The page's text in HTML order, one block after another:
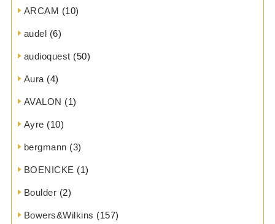
ARCAM (10)
audel (6)
audioquest (50)
Aura (4)
AVALON (1)
Ayre (10)
bergmann (3)
BOENICKE (1)
Boulder (2)
Bowers&Wilkins (157)